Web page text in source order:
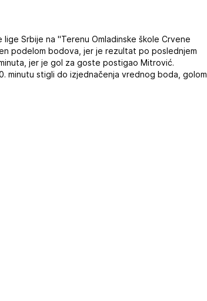
Srbije na "Terenu Omladinske škole Crvene
podelom bodova, jer je rezultat po poslednjem
jer je gol za goste postigao Mitrović.
minutu stigli do izjednačenja vrednog boda, golom